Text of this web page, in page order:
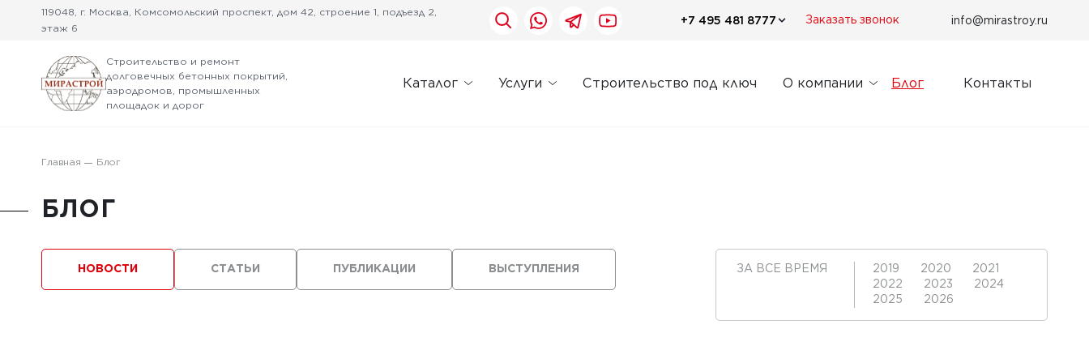
119048, г. Москва, Комсомольский проспект, дом 42, строение 1, подъезд 2,
этаж 6
+7 495 481 8777 Заказать звонок info@mirastroy.ru
Строительство и ремонт
долговечных бетонных покрытий,
аэродромов, промышленных
площадок и дорог
Каталог Услуги Строительство под ключ О компании Блог Контакты
Главная Блог
БЛОГ
ВЫСТУПЛЕНИЯ
ПУБЛИКАЦИИ
НОВОСТИ СТАТЬИ ЗА ВСЕ ВРЕМЯ 2019 2020
2021
2022
2023
2024
2025
2026